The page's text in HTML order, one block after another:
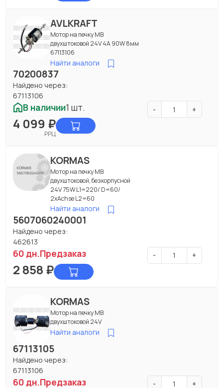
AVLKRAFT
Мотор на печку МВ
двухштоковой 24V 4A 90W 8мм
67113106
Найти аналоги
70200837
Найдено через:
67113106
В наличии1 шт. - +
4 099 ₽
РРЦ
KORMAS
Мотор на печку МВ
двухштоковой, безкорпусной
24V 75W L1=220/ D=60/
2xAchse L2=60
Найти аналоги
5607060240001
Найдено через:
462613
60 дн.Предзаказ - +
2 858 ₽
KORMAS
Мотор на печку МВ
двухштоковой 24V
Найти аналоги
67113105
Найдено через:
67113106
60 дн.Предзаказ - +